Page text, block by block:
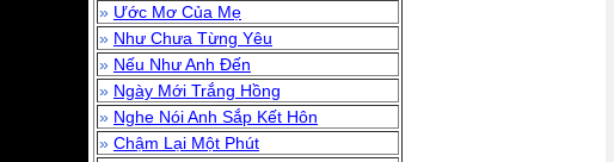
» Ước Mơ Của Mẹ
» Như Chưa Từng Yêu
» Nếu Như Anh Đến
» Ngày Mới Trắng Hồng
» Nghe Nói Anh Sắp Kết Hôn
» Chậm Lại Một Phút